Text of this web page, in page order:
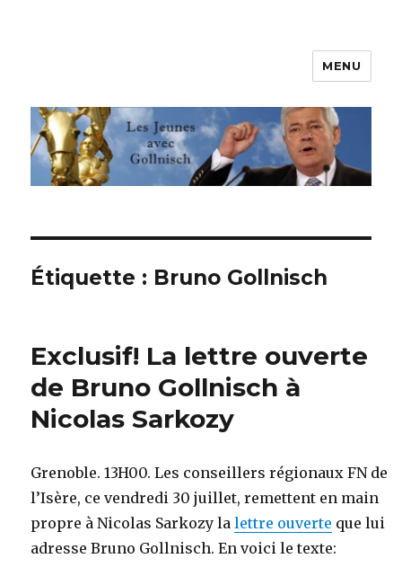
Les jeunes avec Gollnisch
MENU
Étiquette : Bruno Gollnisch
Exclusif! La lettre ouverte
de Bruno Gollnisch à
Nicolas Sarkozy
Grenoble. 13H00. Les conseillers régionaux FN de
l’Isère, ce vendredi 30 juillet, remettent en main
propre à Nicolas Sarkozy lalettre ouverte que lui
adresse Bruno Gollnisch. En voici le texte: